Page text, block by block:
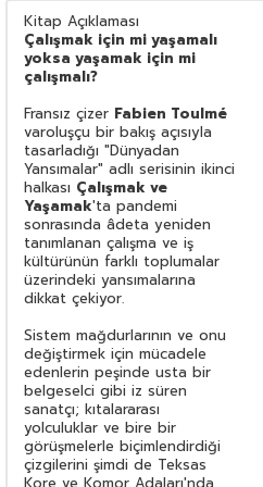
Kitap Açıklaması
Çalışmak için mi yaşamalı
yoksa yaşamak için mi
çalışmalı?
Fransız çizer Fabien Toulmé
varoluşçu bir bakış açısıyla
tasarladığı "Dünyadan
Yansımalar" adlı serisinin ikinci
halkası Çalışmak ve
Yaşamak'ta pandemi
sonrasında âdeta yeniden
tanımlanan çalışma ve iş
kültürünün farklı toplumalar
üzerindeki yansımalarına
dikkat çekiyor.
Sistem mağdurlarının ve onu
değiştirmek için mücadele
edenlerin peşinde usta bir
belgeselci gibi iz süren
sanatçı; kıtalararası
yolculuklar ve bire bir
görüşmelerle biçimlendirdiği
çizgilerini şimdi de Teksas